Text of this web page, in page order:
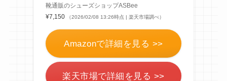
靴通販のシューズショップASBee
¥7,150
（2026/02/08 13:26時点 | 楽天市場調べ）
Amazonで詳細を見る >>
楽天市場で詳細を見る >>